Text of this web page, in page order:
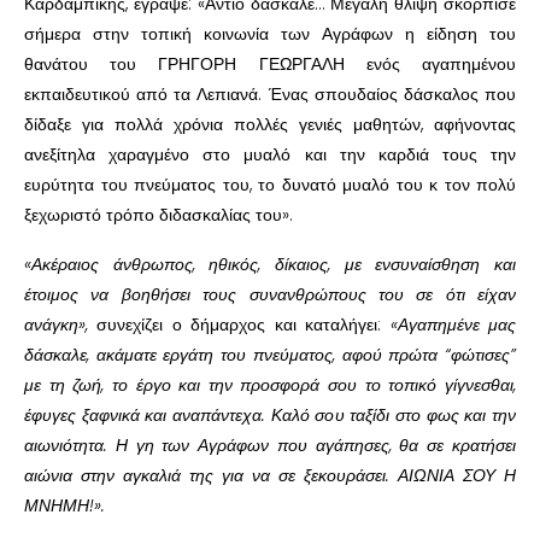
σήμερα στην τοπική κοινωνία των Αγράφων η είδηση του
θανάτου του ΓΡΗΓΟΡΗ ΓΕΩΡΓΑΛΗ ενός αγαπημένου
εκπαιδευτικού από τα Λεπιανά. Ένας σπουδαίος δάσκαλος που
δίδαξε για πολλά χρόνια πολλές γενιές μαθητών, αφήνοντας
ανεξίτηλα χαραγμένο στο μυαλό και την καρδιά τους την
ευρύτητα του πνεύματος του, το δυνατό μυαλό του κ τον πολύ
ξεχωριστό τρόπο διδασκαλίας του».
«Ακέραιος άνθρωπος, ηθικός, δίκαιος, με ενσυναίσθηση και
έτοιμος να βοηθήσει τους συνανθρώπους του σε ότι είχαν
ανάγκη»,συνεχίζει ο δήμαρχος και καταλήγει: «Αγαπημένε μας
δάσκαλε, ακάματε εργάτη του πνεύματος, αφού πρώτα “φώτισες”
με τη ζωή, το έργο και την προσφορά σου το τοπικό γίγνεσθαι,
έφυγες ξαφνικά και αναπάντεχα. Καλό σου ταξίδι στο φως και την
αιωνιότητα. Η γη των Αγράφων που αγάπησες, θα σε κρατήσει
αιώνια στην αγκαλιά της για να σε ξεκουράσει. ΑΙΩΝΙΑ ΣΟΥ Η
ΜΝΗΜΗ!».